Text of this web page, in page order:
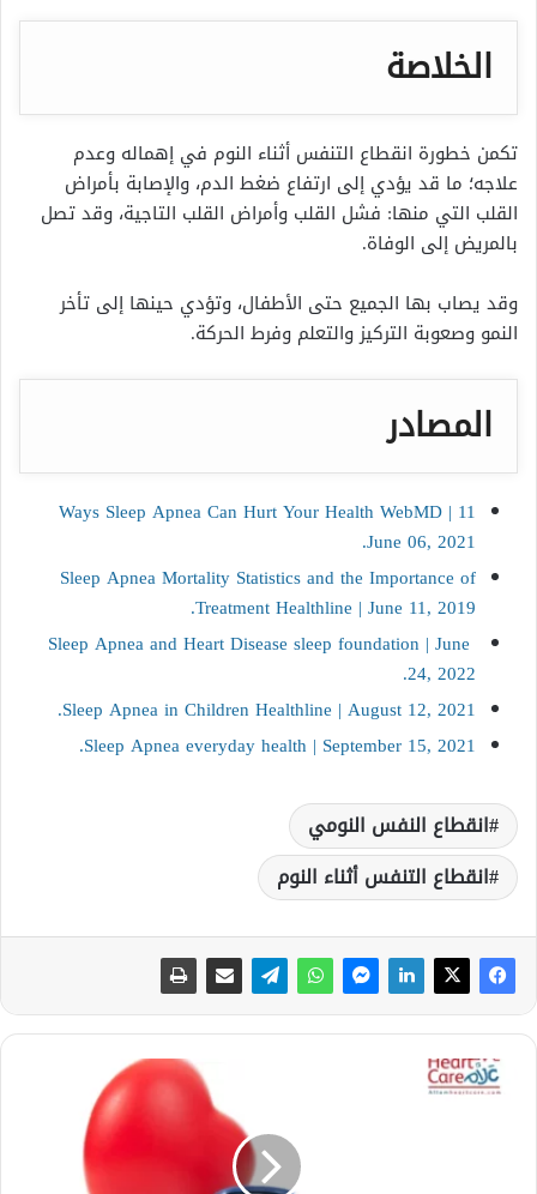
الخلاصة
تكمن خطورة انقطاع التنفس أثناء النوم في إهماله وعدم
علاجه؛ ما قد يؤدي إلى ارتفاع ضغط الدم، والإصابة بأمراض
القلب التي منها: فشل القلب وأمراض القلب التاجية، وقد تصل
بالمريض إلى الوفاة.
وقد يصاب بها الجميع حتى الأطفال، وتؤدي حينها إلى تأخر
النمو وصعوبة التركيز والتعلم وفرط الحركة.
المصادر
11 Ways Sleep Apnea Can Hurt Your Health WebMD |
June 06, 2021.
Sleep Apnea Mortality Statistics and the Importance of
TreatmentHealthline | June 11, 2019.
Sleep Apnea and Heart Disease sleep foundation | June
24, 2022.
Sleep Apnea in Children Healthline | August 12, 2021.
Sleep Apnea everyday health | September 15, 2021.
انقطاع النفس النومي
انقطاع التنفس أثناء النوم